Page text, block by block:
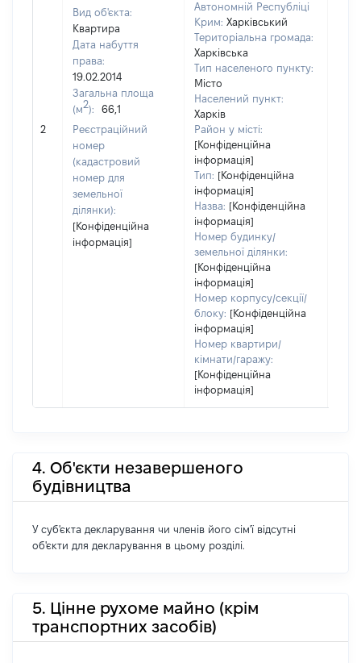
2
Вид об'єкта:
Квартира
Дата набуття
права:
19.02.2014
Загальна площа
(м2):
66,1
Реєстраційний
номер
(кадастровий
номер для
земельної
ділянки):
[Конфіденційна
інформація]
Автономній Республіці
Крим: Харківський
Територіальна громада:
Харківська
Тип населеного пункту:
Місто
Населений пункт:
Харків
Район у місті:
[Конфіденційна
інформація]
Тип: [Конфіденційна
інформація]
Назва: [Конфіденційна
інформація]
Номер будинку/
земельної ділянки:
[Конфіденційна
інформація]
Номер корпусу/секції/
блоку: [Конфіденційна
інформація]
Номер квартири/
кімнати/гаражу:
[Конфіденційна
інформація]
4. Об'єкти незавершеного
будівництва
У суб'єкта декларування чи членів його сім'ї відсутні
об'єкти для декларування в цьому розділі.
5. Цінне рухоме майно (крім
транспортних засобів)